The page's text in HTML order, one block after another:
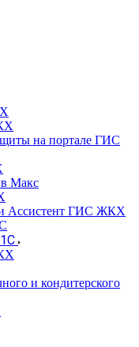
на портале ГИС
Макс
Ассистент ГИС ЖКХ
и кондитерского